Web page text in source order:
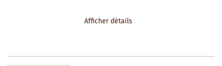
Afficher détails